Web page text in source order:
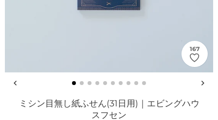
167
ミシン目無し紙ふせん(31日用)｜エビングハウ
スフセン